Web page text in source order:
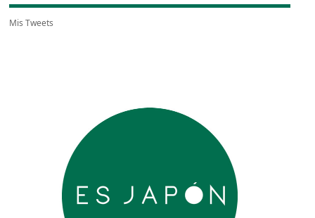
Mis Tweets